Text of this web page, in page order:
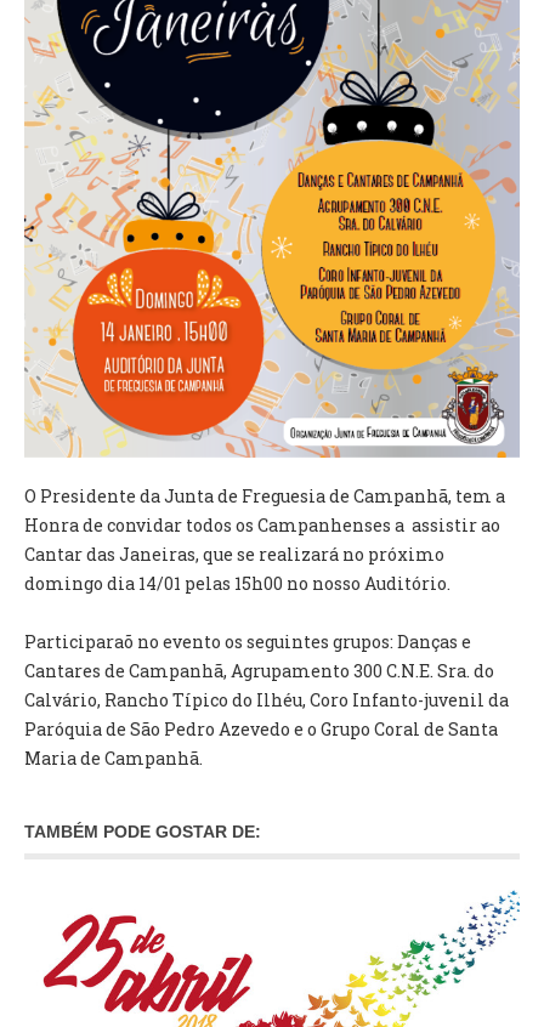
VÍDEOS
AUTARQUIA
CONSTITUIÇÃO
PRESIDENTE
EXECUTIVO E PELOUROS
ASSEMBLEIA DE FREGUESIA
GRAVAÇÕES DAS REUNIÕES PÚBLICAS DO EXECUTIVO
DOCUMENTOS
ATAS E DOCUMENTOS DA ASSEMBLEIA
EDITAIS
REGULAMENTOS E TAXAS
PLANO E ORÇAMENTO
RELATÓRIO E CONTAS
INVENTÁRIO
RECRUTAMENTO PESSOAL
ORÇAMENTO COLABORATIVO
FUNDO DE APOIO AO ASSOCIATIVISMO
SUBVENÇÕES PÚBLICAS
SERVIÇOS
CEMITÉRIO
RECENSEAMENTO ELEITORAL
ATESTADOS
VENDA AMBULANTE
O Presidente da Junta de Freguesia de Campanhã, tem a
Honra de convidar todos os Campanhenses a assistir ao
Cantar das Janeiras, que se realizará no próximo
domingo dia 14/01 pelas 15h00 no nosso Auditório.
Participaraõ no evento os seguintes grupos: Danças e
Cantares de Campanhã, Agrupamento 300 C.N.E. Sra. do
Calvário, Rancho Típico do Ilhéu, Coro Infanto-juvenil da
Paróquia de São Pedro Azevedo e o Grupo Coral de Santa
Maria de Campanhã.
TAMBÉM PODE GOSTAR DE: